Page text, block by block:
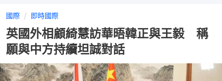
國際 即時國際
英國外相顧綺慧訪華晤韓正與王毅 稱
願與中方持續坦誠對話